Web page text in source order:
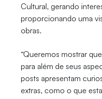
Cultural, gerando
proporcionando uma
obras.
“Queremos mostrar
para além de seus
posts apresentam
extras, como o que